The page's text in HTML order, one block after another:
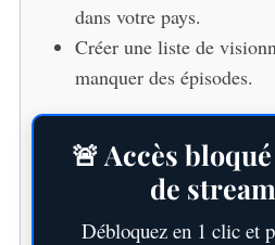
dans votre pays.
Créer une liste de
manquer des épisodes.
🚨 Accès
de
Débloquez en 1 clic et